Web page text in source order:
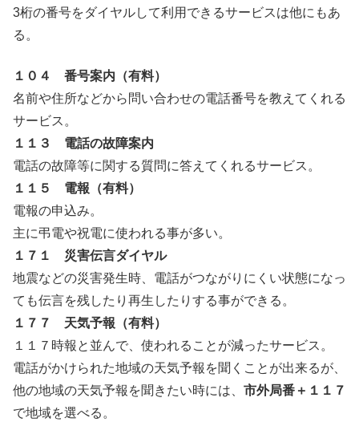
3桁の番号をダイヤルして利用できるサービスは他にもあ
る。
１０４ 番号案内（有料）
名前や住所などから問い合わせの電話番号を教えてくれる
サービス。
１１３ 電話の故障案内
電話の故障等に関する質問に答えてくれるサービス。
１１５ 電報（有料）
電報の申込み。
主に弔電や祝電に使われる事が多い。
１７１ 災害伝言ダイヤル
地震などの災害発生時、電話がつながりにくい状態になっ
ても伝言を残したり再生したりする事ができる。
１７７ 天気予報（有料）
１１７時報と並んで、使われることが減ったサービス。
電話がかけられた地域の天気予報を聞くことが出来るが、
他の地域の天気予報を聞きたい時には、 市外局番＋１１７
で地域を選べる。